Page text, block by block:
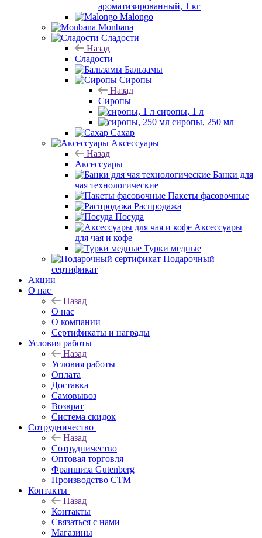
ароматизированный, 1 кг
Malongo
Monbana
Сладости
Назад
Сладости
Бальзамы
Сиропы
Назад
Сиропы
сиропы, 1 л
сиропы, 250 мл
Сахар
Аксессуары
Назад
Аксессуары
Банки для
чая технологические
Пакеты фасовочные
Распродажа
Посуда
Аксессуары
для чая и кофе
Турки медные
Подарочный
сертификат
Акции
О нас
Назад
О нас
О компании
Сертификаты и награды
Условия работы
Назад
Условия работы
Оплата
Доставка
Самовывоз
Возврат
Система скидок
Сотрудничество
Назад
Сотрудничество
Оптовая торговля
Франшиза Gutenberg
Производство СТМ
Контакты
Назад
Контакты
Связаться с нами
Магазины